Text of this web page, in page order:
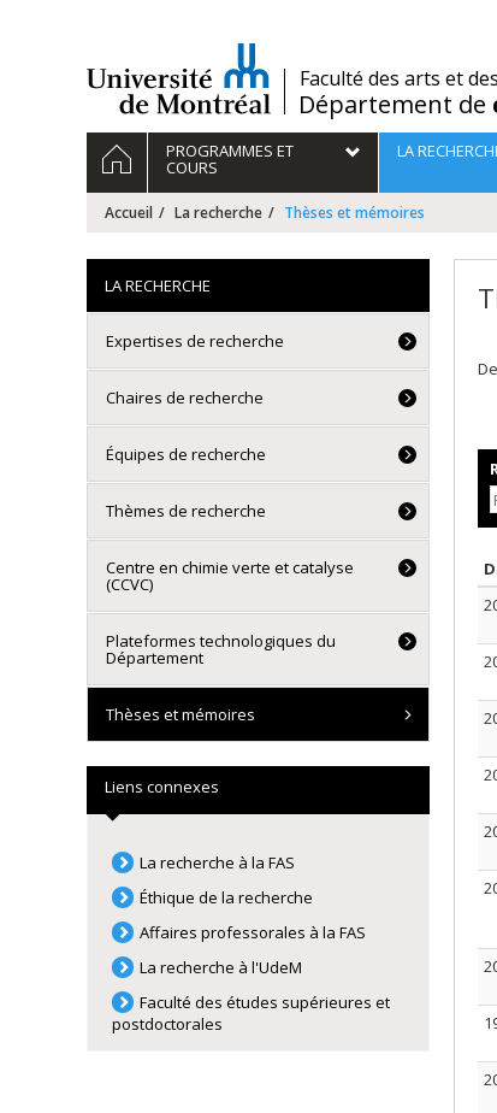
/Faculté des arts et
Département de
Navigation
principale
ACCUEILPROGRAMMES ET
COURS
LA
Accueil La recherche Thèses et mémoires
LA RECHERCHE
Expertises de recherche
Chaires de recherche
Équipes de recherche
Thèmes de recherche
Centre en chimie verte et catalyse
(CCVC)
Plateformes technologiques du
Département
Thèses et mémoires
Liens connexes
La recherche à la FAS
Éthique de la recherche
Affaires professorales à la FAS
La recherche à l'UdeM
Faculté des études supérieures et
postdoctorales